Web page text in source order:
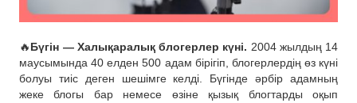
🔥Бүгін — Халықаралық блогерлер күні. 2004 жылдың 14
маусымында 40 елден 500 адам бірігіп, блогерлердің өз күні
болуы тиіс деген шешімге келді. Бүгінде әрбір адамның
жеке блогы бар немесе өзіне қызық блогтарды оқып